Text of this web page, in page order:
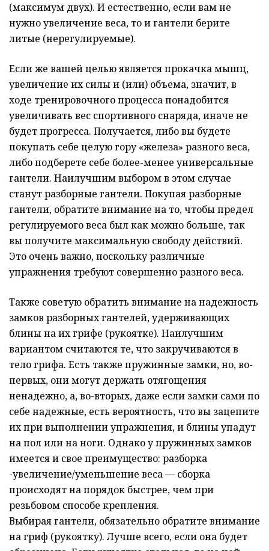
(максимум двух). И естественно, если вам не
нужно увеличение веса, то и гантели берите
литые (нерегулируемые).
Если же вашей целью является прокачка мышц,
увеличение их силы и (или) объема, значит, в
ходе тренировочного процесса понадобится
увеличивать вес спортивного снаряда, иначе не
будет прогресса. Получается, либо вы будете
покупать себе целую гору «железа» разного веса,
либо подберете себе более-менее универсальные
гантели. Наилучшим выбором в этом случае
станут разборные гантели. Покупая разборные
гантели, обратите внимание на то, чтобы предел
регулируемого веса был как можно больше, так
вы получите максимальную свободу действий.
Это очень важно, поскольку различные
упражнения требуют совершенно разного веса.
Также советую обратить внимание на надежность
замков разборных гантелей, удерживающих
блины на их грифе (рукоятке). Наилучшим
вариантом считаются те, что закручиваются в
тело грифа. Есть также пружинные замки, но, во-
первых, они могут держать отягощения
ненадежно, а, во-вторых, даже если замки сами по
себе надежные, есть вероятность, что вы зацепите
их при выполнении упражнения, и блины упадут
на пол или на ноги. Однако у пружинных замков
имеется и свое преимущество: разборка
-увеличение/уменьшение веса — сборка
происходят на порядок быстрее, чем при
резьбовом способе крепления.
Выбирая гантели, обязательно обратите внимание
на гриф (рукоятку). Лучше всего, если она будет